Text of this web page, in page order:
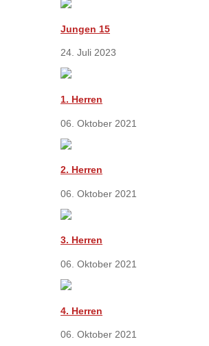
Jungen 15
24. Juli 2023
1. Herren
06. Oktober 2021
2. Herren
06. Oktober 2021
3. Herren
06. Oktober 2021
4. Herren
06. Oktober 2021